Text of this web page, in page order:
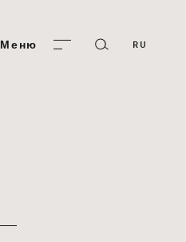
Меню RU